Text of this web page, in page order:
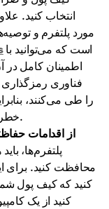
انتخاب کنید.
مورد پلتفرم و
است که می‌توانید با
اطمینان کامل در
فناوری
خطر برخورد با کلاهبرداران به حداقل می‌رسد.
از اقدامات
پلتفرم‌ها،
محافظت کنید. برای
کنید که کیف پول
کنید از یک